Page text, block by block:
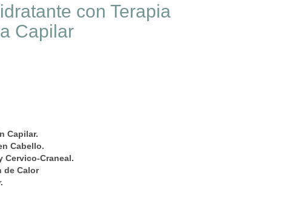
con Terapia
Capilar
Capilar.
Cabello.
Cervico-Craneal.
de Calor